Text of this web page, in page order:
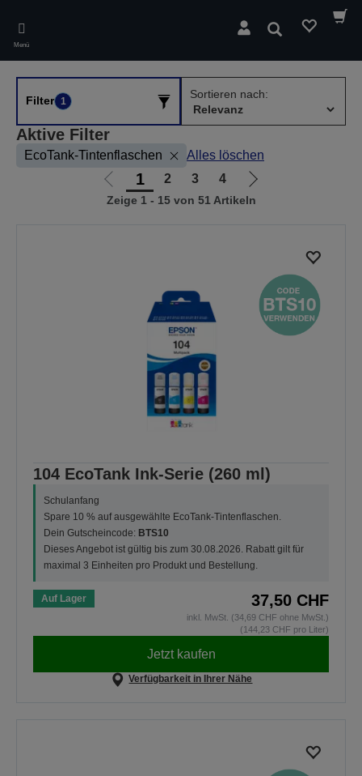
main
content
Menü
Suchen
Filter 1
Sortieren nach:
Aktive Filter
EcoTank-Tintenflaschen Alles löschen
Zur
vorherigen
1 2 3 4
Zur
nächsten
Zeige 1 - 15 von 51 Artikeln
104 EcoTank Ink-Serie (260 ml)
Schulanfang
Spare 10 % auf ausgewählte EcoTank-Tintenflaschen.
Dein Gutscheincode: BTS10
Dieses Angebot ist gültig bis zum 30.08.2026. Rabatt gilt für
maximal 3 Einheiten pro Produkt und Bestellung.
Auf Lager 37,50 CHF
inkl. MwSt. (34,69 CHF ohne MwSt.)
(144,23 CHF pro Liter)
Jetzt kaufen
Verfügbarkeit in Ihrer Nähe